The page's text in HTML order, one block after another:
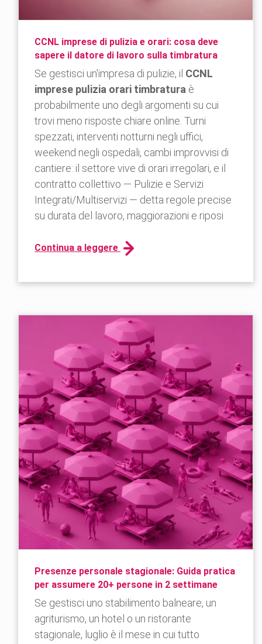
CCNL imprese di pulizia e orari: cosa deve
sapere il datore di lavoro sulla timbratura
Se gestisci un'impresa di pulizie, il CCNL
imprese pulizia orari timbratura è
probabilmente uno degli argomenti su cui
trovi meno risposte chiare online. Turni
spezzati, interventi notturni negli uffici,
weekend negli ospedali, cambi improvvisi di
cantiere: il settore vive di orari irregolari, e il
contratto collettivo — Pulizie e Servizi
Integrati/Multiservizi — detta regole precise
su durata del lavoro, maggiorazioni e riposi
Continua a leggere
Presenze personale stagionale: Guida pratica
per assumere 20+ persone in 2 settimane
Se gestisci uno stabilimento balneare, un
agriturismo, un hotel o un ristorante
stagionale, luglio è il mese in cui tutto